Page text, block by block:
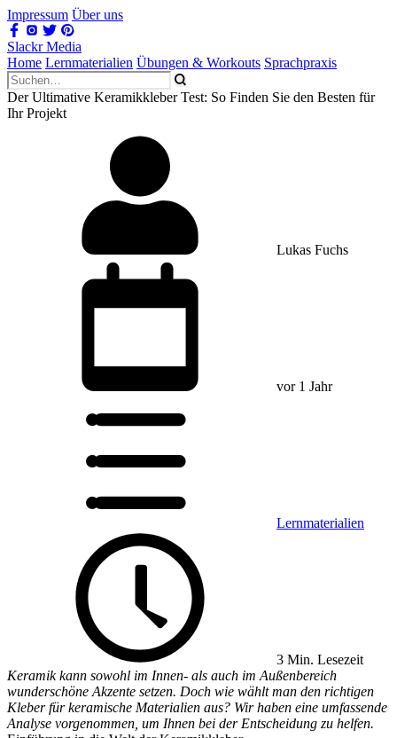
Impressum Über uns
Slackr Media
Home Lernmaterialien Übungen & Workouts Sprachpraxis
Der Ultimative Keramikkleber Test: So Finden Sie den Besten für
Ihr Projekt
Lukas Fuchs
vor 1 Jahr
Lernmaterialien
3 Min. Lesezeit
Keramik kann sowohl im Innen- als auch im Außenbereich
wunderschöne Akzente setzen. Doch wie wählt man den richtigen
Kleber für keramische Materialien aus? Wir haben eine umfassende
Analyse vorgenommen, um Ihnen bei der Entscheidung zu helfen.